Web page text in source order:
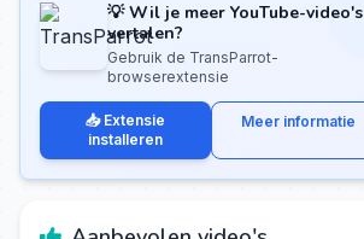
💡 Wil je meer YouTube-video's
vertalen?
Gebruik de TransParrot-
browserextensie
📥 Extensie
installeren
Meer informatie